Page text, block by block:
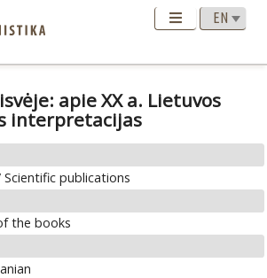
apie XX a. Lietuvos
interpretacijas
publications
the books